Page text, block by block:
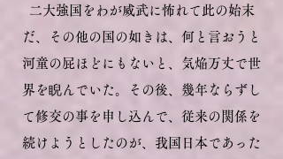
二大強国をわが威武に怖れて此の始末
だ、その他の国の如きは、何と言おうと
河童の屁ほどにもないと、気焔万丈で世
界を睨んでいた。その後、幾年ならずし
て修交の事を申し込んで、従来の関係を
続けよ うとしたのが、我国日本であった